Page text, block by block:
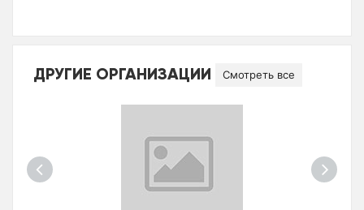
ДРУГИЕ ОРГАНИЗАЦИИ Смотреть все